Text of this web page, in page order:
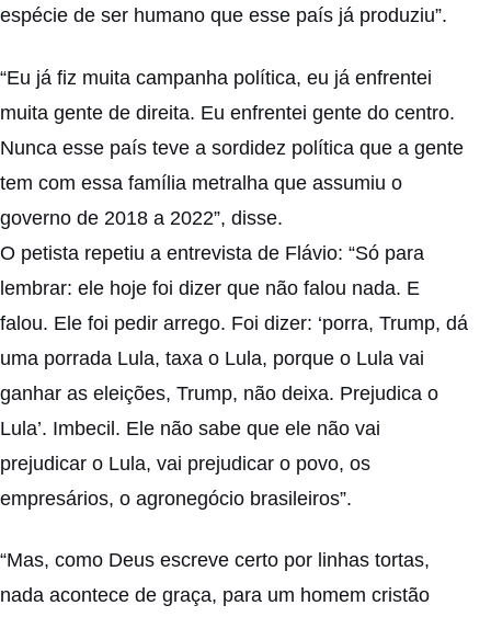
espécie de ser humano que esse país já produziu”.
“Eu já fiz muita campanha política, eu já enfrentei
muita gente de direita. Eu enfrentei gente do centro.
Nunca esse país teve a sordidez política que a gente
tem com essa família metralha que assumiu o
governo de 2018 a 2022”, disse.
O petista repetiu a entrevista de Flávio: “Só para
lembrar: ele hoje foi dizer que não falou nada. E
falou. Ele foi pedir arrego. Foi dizer: ‘porra, Trump, dá
uma porrada Lula, taxa o Lula, porque o Lula vai
ganhar as eleições, Trump, não deixa. Prejudica o
Lula’. Imbecil. Ele não sabe que ele não vai
prejudicar o Lula, vai prejudicar o povo, os
empresários, o agronegócio brasileiros”.
“Mas, como Deus escreve certo por linhas tortas,
nada acontece de graça, para um homem cristão